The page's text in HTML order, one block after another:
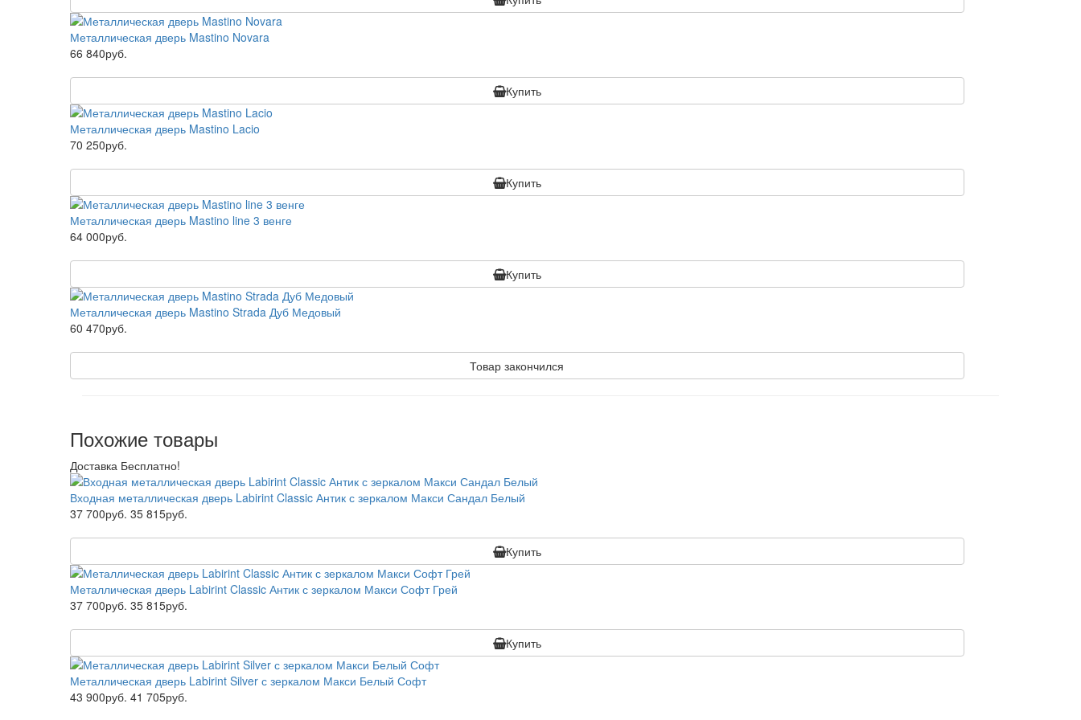
Металлическая дверь Mastino Novara
66 840руб.
Купить
Металлическая дверь Mastino Lacio
70 250руб.
Купить
Металлическая дверь Mastino line 3 венге
64 000руб.
Купить
Металлическая дверь Mastino Strada Дуб Медовый
60 470руб.
Товар закончился
Похожие товары
Доставка Бесплатно!
Входная металлическая дверь Labirint Classic Антик с зеркалом Макси Сандал Белый
37 700руб. 35 815руб.
Купить
Металлическая дверь Labirint Classic Антик с зеркалом Макси Софт Грей
37 700руб. 35 815руб.
Купить
Металлическая дверь Labirint Silver с зеркалом Макси Белый Софт
43 900руб. 41 705руб.